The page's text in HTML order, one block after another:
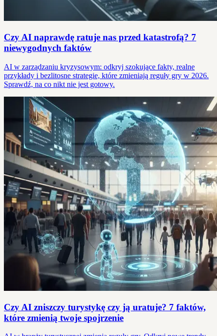
Czy AI naprawdę ratuje nas przed katastrofą? 7
niewygodnych faktów
AI w zarządzaniu kryzysowym: odkryj szokujące fakty, realne
przykłady i bezlitosne strategie, które zmieniają reguły gry w 2026.
Sprawdź, na co nikt nie jest gotowy.
Czy AI zniszczy turystykę czy ją uratuje? 7 faktów,
które zmienią twoje spojrzenie